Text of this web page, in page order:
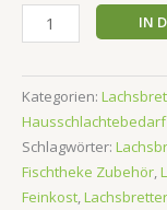
IN
Kategorien:
Hausschlachtebedarf
Schlagwörter:
Fischtheke Zubehör,
Feinkost,